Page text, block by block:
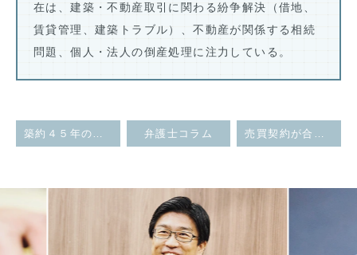
在は、建築・不動産取引に関わる紛争解決（借地、
賃貸管理、建築トラブル）、不動産が関係する相続
問題、個人・法人の倒産処理に注力している。
築約４５年の中古マンションの売買において、排水設備の不良について、経年劣化として瑕疵担保責任を否定した事例 弁護士コラム 売買契約が合意解除された場合でも、仲介業者は仲介手数料を請求できるか
Previous